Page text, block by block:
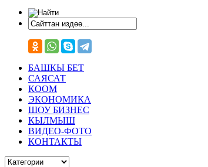
БАШКЫ БЕТ
САЯСАТ
КООМ
ЭКОНОМИКА
ШОУ БИЗНЕС
КЫЛМЫШ
ВИДЕО-ФОТО
КОНТАКТЫ